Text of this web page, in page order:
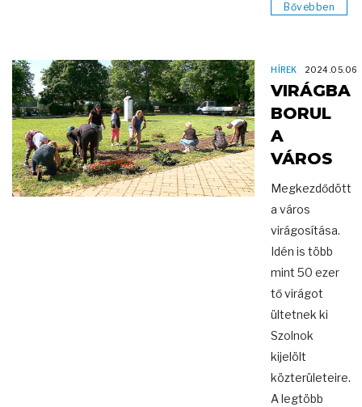
Bővebben
HÍREK 2024.05.06
VIRÁGBA
BORUL
A
VÁROS
Megkezdődött
a város
virágosítása.
Idén is több
mint 50 ezer
tő virágot
ültetnek ki
Szolnok
kijelölt
közterületeire.
A legtöbb